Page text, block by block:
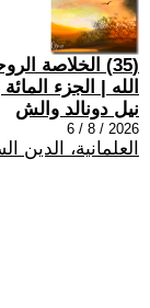
(35) الخلاصة
الله | الجزء المائة
نيل دونالد والش
2026 / 8 / 6
العلمانية، الدين